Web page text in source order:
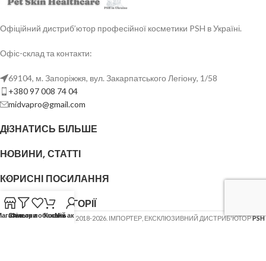
Офіційний дистриб’ютор професійної косметики PSH в Україні.
Офіс-склад та контакти:
69104, м. Запоріжжя, вул. Закарпатського Легіону, 1/58
+380 97 008 74 04
midvapro@gmail.com
ДІЗНАТИСЬ БІЛЬШЕ
НОВИНИ, СТАТТІ
КОРИСНІ ПОСИЛАННЯ
ОСНОВНІ КАТЕГОРІЇ
ФОП ШОВГЕНЮК Ю.В. 2018-2026. ІМПОРТЕР, ЕКСКЛЮЗИВНИЙ ДИСТРИБ'ЮТОРPSH
Фільтри
Список побажань
КошикМій акаунт